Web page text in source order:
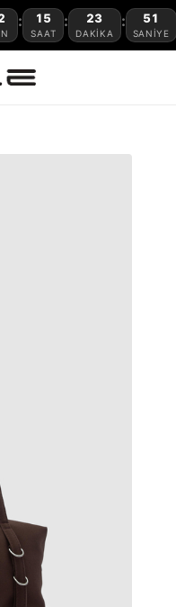
: 15
SAAT
: 23
DAKIKA
: 50
SANIYE